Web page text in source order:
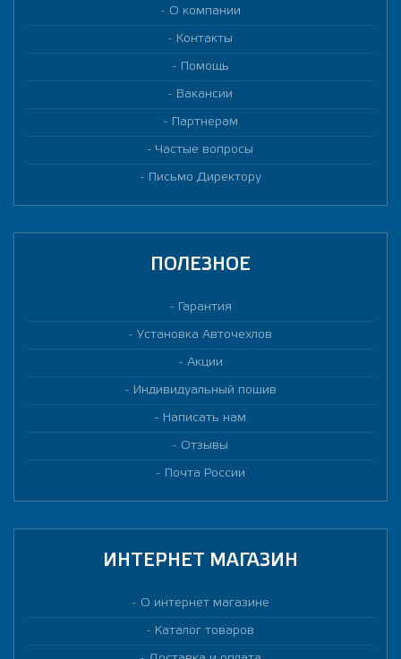
О компании
Контакты
Помощь
Вакансии
Партнерам
Частые вопросы
Письмо Директору
ПОЛЕЗНОЕ
Гарантия
Установка Авточехлов
Акции
Индивидуальный пошив
Написать нам
Отзывы
Почта России
ИНТЕРНЕТ МАГАЗИН
О интернет магазине
Каталог товаров